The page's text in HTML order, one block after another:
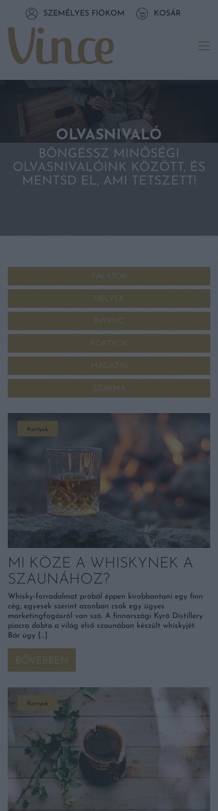
Tovább a tartalomhozSZEMÉLYES FIÓKOM KOSÁR
OLVASNIVALÓ
BÖNGÉSSZ MINŐSÉGI
OLVASNIVALÓINK KÖZÖTT, ÉS
MENTSD EL, AMI TETSZETT!
FALATOK
HELYEK
ÍNYENC
KORTYOK
MAGAZIN
SZAKMA
Kortyok
MI KÖZE A WHISKYNEK A
SZAUNÁHOZ?
Whisky-forradalmat próbál éppen kirobbantani egy finn
cég, egyesek szerint azonban csak egy ügyes
marketingfogásról van szó. A finnországi Kyrö Distillery
piacra dobta a világ első szaunában készült whiskyjét.
Bár úgy […]
BŐVEBBEN
Kortyok